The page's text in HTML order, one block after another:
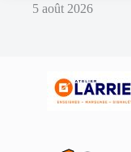
5 août 2026